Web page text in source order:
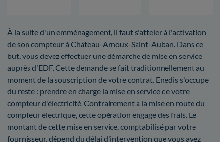
À la suite d'un emménagement, il faut s'atteler à l'activation
de son compteur à Château-Arnoux-Saint-Auban. Dans ce
but, vous devez effectuer une démarche de mise en service
auprès d'EDF. Cette demande se fait traditionnellement au
moment de la souscription de votre contrat. Enedis s'occupe
du reste : prendre en charge la mise en service de votre
compteur d'électricité. Contrairement à la mise en route du
compteur électrique, cette opération engage des frais. Le
montant de cette mise en service, comptabilisé par votre
fournisseur, dépend du délai d'intervention que vous avez